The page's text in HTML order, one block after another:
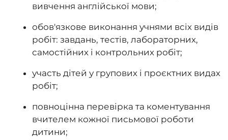
вивчення англійської мови;
обов'язкове виконання учнями всіх видів
робіт: завдань, тестів, лабораторних,
самостійних і контрольних робіт;
участь дітей у групових і проєктних видах
робіт;
повноцінна перевірка та коментування
вчителем кожної письмової роботи
дитини;